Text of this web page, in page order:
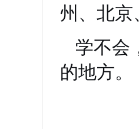
州、北京
学不会
的地方。